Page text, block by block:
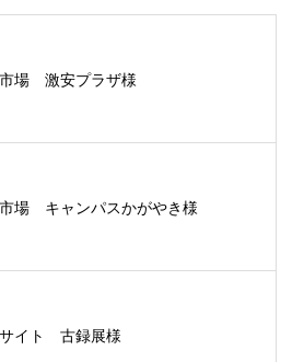
場 激安プラザ様
場 キャンパスかがやき様
イト 古録展様